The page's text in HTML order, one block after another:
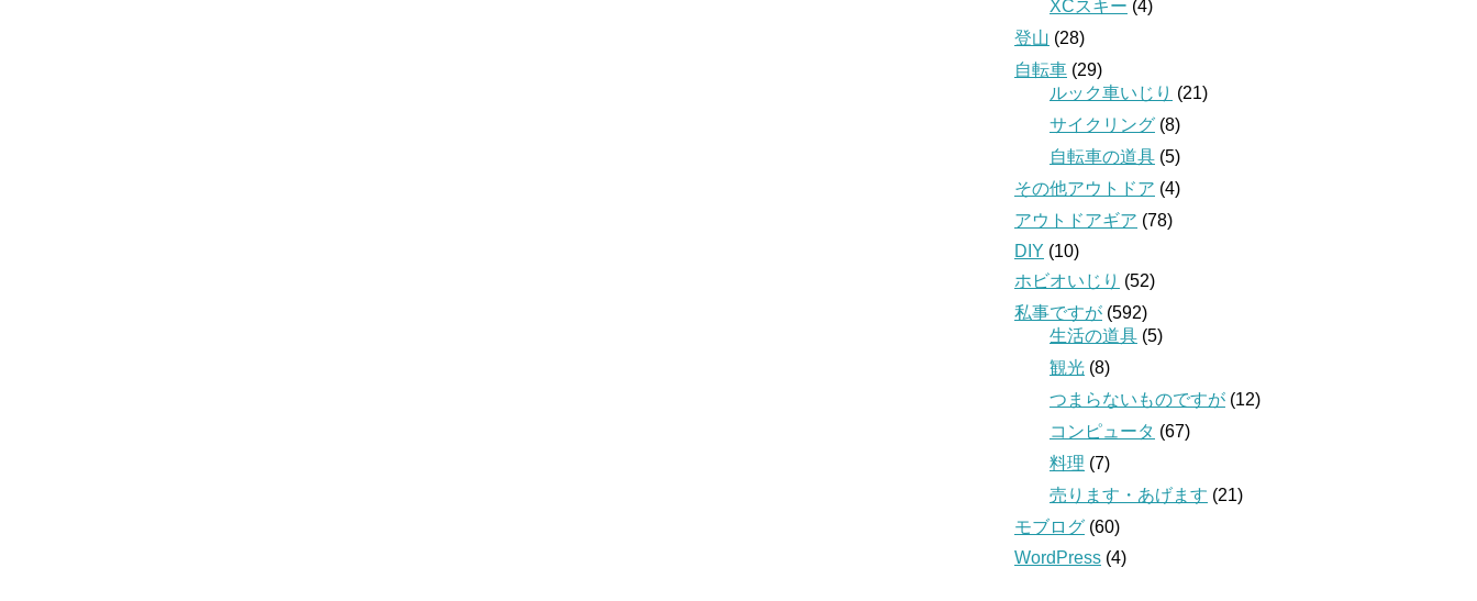
XCスキー (4)
登山 (28)
自転車 (29)
ルック車いじり (21)
サイクリング (8)
自転車の道具 (5)
その他アウトドア (4)
アウトドアギア (78)
DIY (10)
ホビオいじり (52)
私事ですが (592)
生活の道具 (5)
観光 (8)
つまらないものですが (12)
コンピュータ (67)
料理 (7)
売ります・あげます (21)
モブログ (60)
WordPress (4)